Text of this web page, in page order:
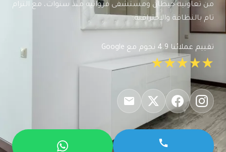
من تعاونية خيطان ومستشفى فروانية منذ سنوات، مع التزام
تام بالنظافة والاحترافية.
تقييم عملائنا 4.9 نجوم مع Google
★★★★★